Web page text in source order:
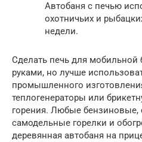
Автобаня с печью
охотничьих и
недели.
Сделать печь для
руками, но лучше
промышленного
теплогенераторы или
горения. Любые бензиновые,
самодельные горелки и
деревянная автобаня на